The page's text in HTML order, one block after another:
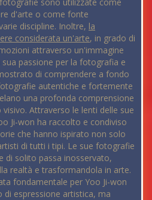
d'arte o come fonte
discipline. Inoltre, la
considerata un'arte, in grado di
attraverso un'immagine
sua passione per la fotografia e
di comprendere a fondo
autentiche e fortemente
una profonda comprensione
Attraverso le lenti delle sue
Ji-won ha raccolto e condiviso
che hanno ispirato non solo
di tutti i tipi. Le sue fotografie
di solito passa inosservato,
realtà e trasformandola in arte.
fondamentale per Yoo Ji-won
espressione artistica, ma